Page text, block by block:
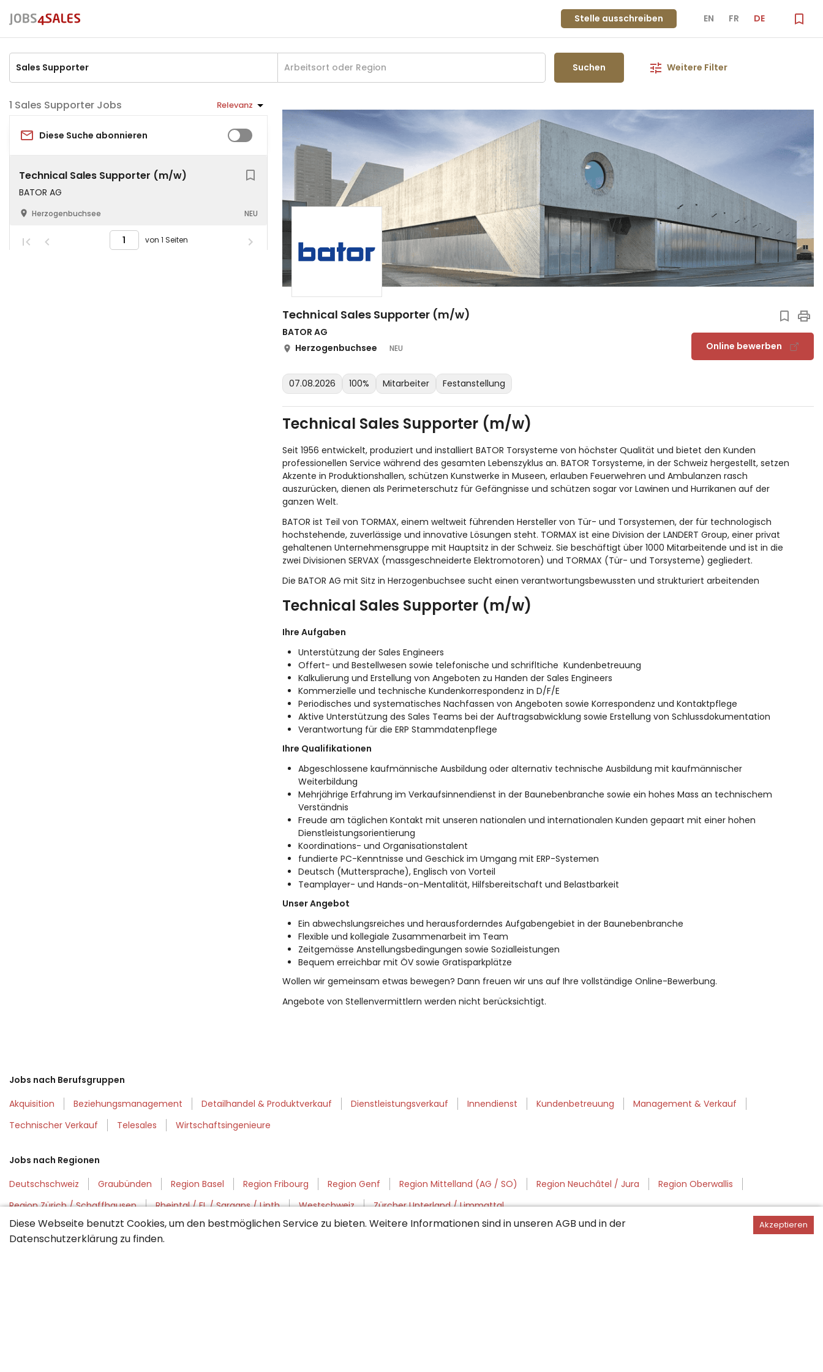
Stelle ausschreiben EN FR DE
Suchen Weitere Filter
Sales Supporter Jobs Relevanz
Diese Suche abonnieren
Technical Sales Supporter (m/w)
BATOR AG
Herzogenbuchsee NEU
von 1 Seiten
Technical Sales Supporter (m/w)
BATOR AG
Herzogenbuchsee
NEU Online bewerben
07.08.2026 100% Mitarbeiter Festanstellung
Technical Sales Supporter (m/w)
Seit 1956 entwickelt, produziert und installiert BATOR Torsysteme von höchster Qualität und bietet den Kunden
professionellen Service während des gesamten Lebenszyklus an. BATOR Torsysteme, in der Schweiz hergestellt, setzen
Akzente in Produktionshallen, schützen Kunstwerke in Museen, erlauben Feuerwehren und Ambulanzen rasch
auszurücken, dienen als Perimeterschutz für Gefängnisse und schützen sogar vor Lawinen und Hurrikanen auf der
ganzen Welt.
BATOR ist Teil von TORMAX, einem weltweit führenden Hersteller von Tür- und Torsystemen, der für technologisch
hochstehende, zuverlässige und innovative Lösungen steht. TORMAX ist eine Division der LANDERT Group, einer privat
gehaltenen Unternehmensgruppe mit Hauptsitz in der Schweiz. Sie beschäftigt über 1000 Mitarbeitende und ist in die
zwei Divisionen SERVAX (massgeschneiderte Elektromotoren) und TORMAX (Tür- und Torsysteme) gegliedert.
Die BATOR AG mit Sitz in Herzogenbuchsee sucht einen verantwortungsbewussten und strukturiert arbeitenden
Technical Sales Supporter (m/w)
Ihre Aufgaben
Unterstützung der Sales Engineers
Offert- und Bestellwesen sowie telefonische und schrifltiche Kundenbetreuung
Kalkulierung und Erstellung von Angeboten zu Handen der Sales Engineers
Kommerzielle und technische Kundenkorrespondenz in D/F/E
Periodisches und systematisches Nachfassen von Angeboten sowie Korrespondenz und Kontaktpflege
Aktive Unterstützung des Sales Teams bei der Auftragsabwicklung sowie Erstellung von Schlussdokumentation
Verantwortung für die ERP Stammdatenpflege
Ihre Qualifikationen
Abgeschlossene kaufmännische Ausbildung oder alternativ technische Ausbildung mit kaufmännischer
Weiterbildung
Mehrjährige Erfahrung im Verkaufsinnendienst in der Baunebenbranche sowie ein hohes Mass an technischem
Verständnis
Freude am täglichen Kontakt mit unseren nationalen und internationalen Kunden gepaart mit einer hohen
Dienstleistungsorientierung
Koordinations- und Organisationstalent
fundierte PC-Kenntnisse und Geschick im Umgang mit ERP-Systemen
Deutsch (Muttersprache), Englisch von Vorteil
Teamplayer- und Hands-on-Mentalität, Hilfsbereitschaft und Belastbarkeit
Unser Angebot
Ein abwechslungsreiches und herausforderndes Aufgabengebiet in der Baunebenbranche
Flexible und kollegiale Zusammenarbeit im Team
Zeitgemässe Anstellungsbedingungen sowie Sozialleistungen
Bequem erreichbar mit ÖV sowie Gratisparkplätze
Wollen wir gemeinsam etwas bewegen? Dann freuen wir uns auf Ihre vollständige Online-Bewerbung.
Angebote von Stellenvermittlern werden nicht berücksichtigt.
Jobs nach Berufsgruppen
Akquisition
Beziehungsmanagement Detailhandel & Produktverkauf Dienstleistungsverkauf Innendienst Kundenbetreuung
Management & Verkauf
Technischer Verkauf
Telesales Wirtschaftsingenieure
Jobs nach Regionen
Deutschschweiz
Graubünden Region Basel Region Fribourg Region Genf Region Mittelland (AG / SO) Region Neuchâtel / Jura
Region Oberwallis
Region Zürich / Schaffhausen
Rheintal / FL / Sargans / Linth Westschweiz Zürcher Unterland / Limmattal
Diese Webseite benutzt Cookies, um den bestmöglichen Service zu bieten. Weitere Informationen sind in unserenAGB und in der
Datenschutzerklärung zu finden.
Akzeptieren